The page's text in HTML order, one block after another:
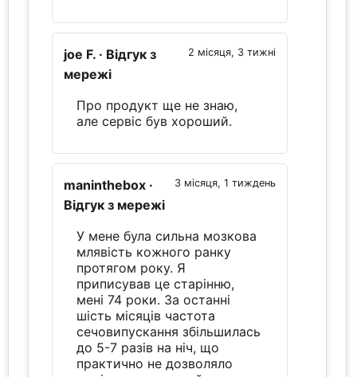
2 місяця, 3 тижні
joe F. · Відгук з
мережі
Про продукт ще не знаю,
але сервіс був хороший.
3 місяця, 1 тиждень
maninthebox ·
Відгук з мережі
У мене була сильна мозкова
млявість кожного ранку
протягом року. Я
приписував це старінню,
мені 74 роки. За останні
шість місяців частота
сечовипускання збільшилась
до 5-7 разів на ніч, що
практично не дозволяло